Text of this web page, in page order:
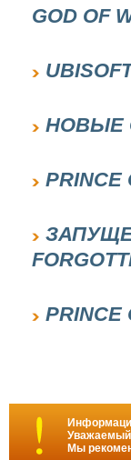
GOD OF
НОВЫЕ
PRINCE
Уважаемый
Мы